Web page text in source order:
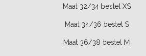
Maat 32/34 bestel XS
Maat 34/36 bestel S
Maat 36/38 bestel M